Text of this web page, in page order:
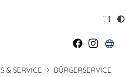
& SERVICE
BÜRGERSERVICE